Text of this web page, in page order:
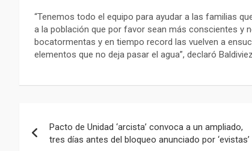
“Tenemos todo el equipo para ayudar a las familias
a la población que por favor sean más conscientes y
bocatormentas y en tiempo record las vuelven a
elementos que no deja pasar el agua”, declaró
de
Pacto de Unidad ‘arcista’ convoca a un ampliado,
tres días antes del bloqueo anunciado por ‘evistas’